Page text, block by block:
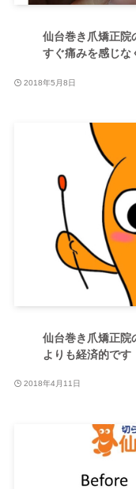
仙台巻き爪矯正院
すぐ痛みを感じな
2018年5月8日
仙台巻き爪矯正院
よりも経済的です
2018年4月11日